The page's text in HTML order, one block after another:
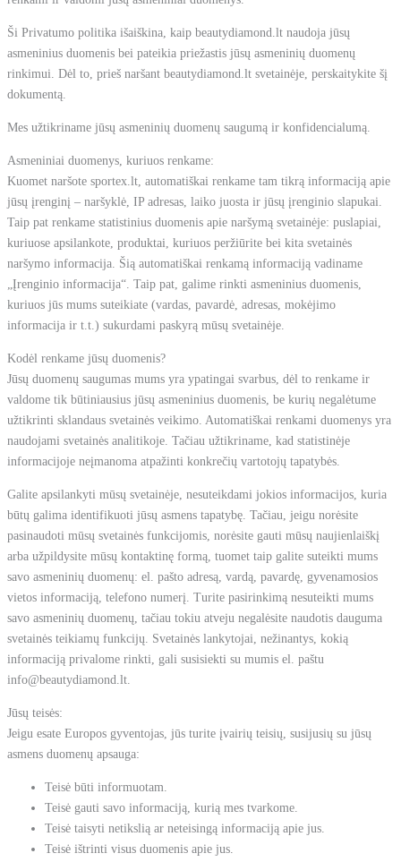
Ši Privatumo politika išaiškina, kaip beautydiamond.lt naudoja jūsų
asmeninius duomenis bei pateikia priežastis jūsų asmeninių duomenų
rinkimui. Dėl to, prieš naršant beautydiamond.lt svetainėje, perskaitykite šį
dokumentą.
Mes užtikriname jūsų asmeninių duomenų saugumą ir konfidencialumą.
Asmeniniai duomenys, kuriuos renkame:
Kuomet naršote sportex.lt, automatiškai renkame tam tikrą informaciją apie
jūsų įrenginį – naršyklė, IP adresas, laiko juosta ir jūsų įrenginio slapukai.
Taip pat renkame statistinius duomenis apie naršymą svetainėje: puslapiai,
kuriuose apsilankote, produktai, kuriuos peržiūrite bei kita svetainės
naršymo informacija. Šią automatiškai renkamą informaciją vadiname
„Įrenginio informacija“. Taip pat, galime rinkti asmeninius duomenis,
kuriuos jūs mums suteikiate (vardas, pavardė, adresas, mokėjimo
informacija ir t.t.) sukurdami paskyrą mūsų svetainėje.
Kodėl renkame jūsų duomenis?
Jūsų duomenų saugumas mums yra ypatingai svarbus, dėl to renkame ir
valdome tik būtiniausius jūsų asmeninius duomenis, be kurių negalėtume
užtikrinti sklandaus svetainės veikimo. Automatiškai renkami duomenys yra
naudojami svetainės analitikoje. Tačiau užtikriname, kad statistinėje
informacijoje neįmanoma atpažinti konkrečių vartotojų tapatybės.
Galite apsilankyti mūsų svetainėje, nesuteikdami jokios informacijos, kuria
būtų galima identifikuoti jūsų asmens tapatybę. Tačiau, jeigu norėsite
pasinaudoti mūsų svetainės funkcijomis, norėsite gauti mūsų naujienlaiškį
arba užpildysite mūsų kontaktinę formą, tuomet taip galite suteikti mums
savo asmeninių duomenų: el. pašto adresą, vardą, pavardę, gyvenamosios
vietos informaciją, telefono numerį. Turite pasirinkimą nesuteikti mums
savo asmeninių duomenų, tačiau tokiu atveju negalėsite naudotis dauguma
svetainės teikiamų funkcijų. Svetainės lankytojai, nežinantys, kokią
informaciją privalome rinkti, gali susisiekti su mumis el. paštu
info@beautydiamond.lt.
Jūsų teisės:
Jeigu esate Europos gyventojas, jūs turite įvairių teisių, susijusių su jūsų
asmens duomenų apsauga:
Teisė būti informuotam.
Teisė gauti savo informaciją, kurią mes tvarkome.
Teisė taisyti netikslią ar neteisingą informaciją apie jus.
Teisė ištrinti visus duomenis apie jus.